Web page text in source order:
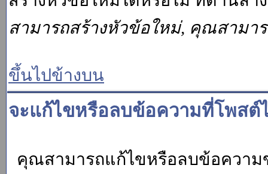
สามารถสร้างหัวข้อใหม่, คุณสามา
ขึ้นไปข้างบน
จะแก้ไขหรือลบข้อความที่โพสต์
คุณสามารถแก้ไขหรือลบข้อความ